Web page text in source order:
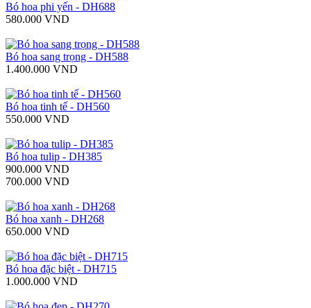
Bó hoa phi yến - DH688
580.000 VND
Bó hoa sang trọng - DH588
1.400.000 VND
Bó hoa tinh tế - DH560
550.000 VND
Bó hoa tulip - DH385
900.000 VND
700.000 VND
Bó hoa xanh - DH268
650.000 VND
Bó hoa đặc biệt - DH715
1.000.000 VND